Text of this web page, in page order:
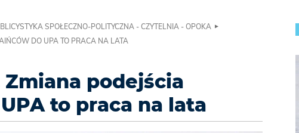
SPOŁECZNO-POLITYCZNA - CZYTELNIA - OPOKA
DO UPA TO PRACA NA LATA
Zmiana podejścia
to praca na lata